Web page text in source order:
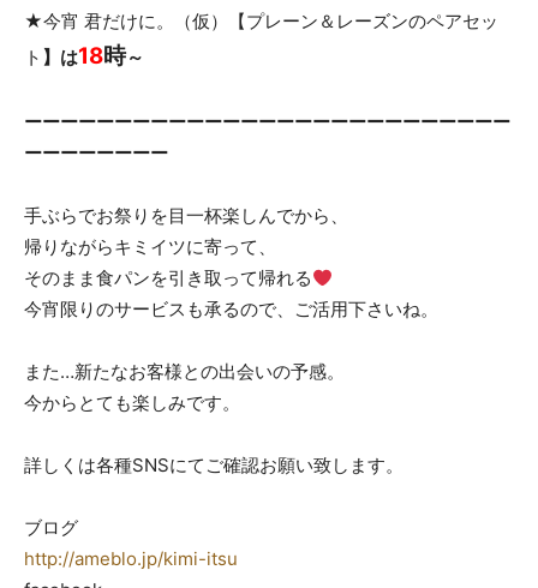
★今宵 君だけに。（仮）【プレーン＆レーズンのペアセッ
ト 】は18時～
ーーーーーーーーーーーーーーーーーーーーーーーーーーー
ーーーーーーーー
手ぶらでお祭りを目一杯楽しんでから、
帰りながらキミイツに寄って、
そのまま食パンを引き取って帰れる
今宵限りのサービスも承るので、ご活用下さいね。
また…新たなお客様との出会いの予感。
今からとても楽しみです。
詳しくは各種SNSにてご確認お願い致します。
ブログ
http://ameblo.jp/kimi-itsu